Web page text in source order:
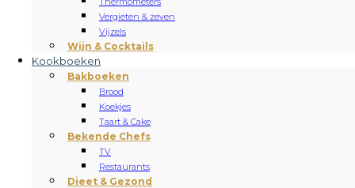
Vergieten & zeven
Vijzels
Wijn & Cocktails
Kookboeken
Bakboeken
Brood
Koekjes
Taart & Cake
Bekende Chefs
TV
Restaurants
Dieet & Gezond